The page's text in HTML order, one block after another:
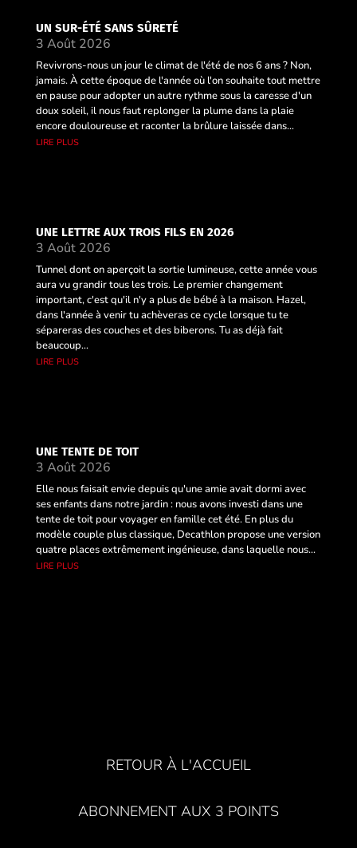
UN SUR-ÉTÉ SANS SÛRETÉ
3 Août 2026
Revivrons-nous un jour le climat de l'été de nos 6 ans ? Non,
jamais. À cette époque de l'année où l'on souhaite tout mettre
en pause pour adopter un autre rythme sous la caresse d'un
doux soleil, il nous faut replonger la plume dans la plaie
encore douloureuse et raconter la brûlure laissée dans...
lire plus
UNE LETTRE AUX TROIS FILS EN 2026
3 Août 2026
Tunnel dont on aperçoit la sortie lumineuse, cette année vous
aura vu grandir tous les trois. Le premier changement
important, c'est qu'il n'y a plus de bébé à la maison. Hazel,
dans l'année à venir tu achèveras ce cycle lorsque tu te
sépareras des couches et des biberons. Tu as déjà fait
beaucoup...
lire plus
UNE TENTE DE TOIT
3 Août 2026
Elle nous faisait envie depuis qu'une amie avait dormi avec
ses enfants dans notre jardin : nous avons investi dans une
tente de toit pour voyager en famille cet été. En plus du
modèle couple plus classique, Decathlon propose une version
quatre places extrêmement ingénieuse, dans laquelle nous...
lire plus
RETOUR À L'ACCUEIL
ABONNEMENT AUX 3 POINTS